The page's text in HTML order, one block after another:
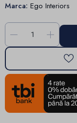
Marca: Ego Interiors
- +